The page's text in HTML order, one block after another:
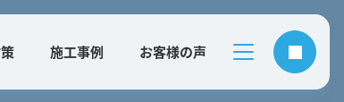
施工事例 お客様の声